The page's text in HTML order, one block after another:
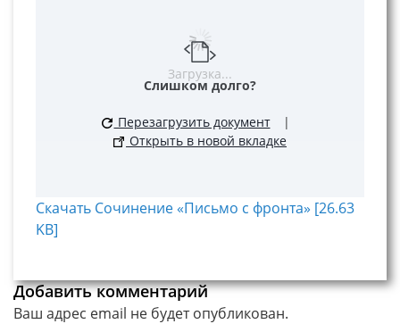
Загрузка...
Слишком долго?
Перезагрузить документ
|
Открыть в новой вкладке
Скачать Сочинение «Письмо с фронта» [26.63
KB]
Добавить комментарий
Ваш адрес email не будет опубликован.